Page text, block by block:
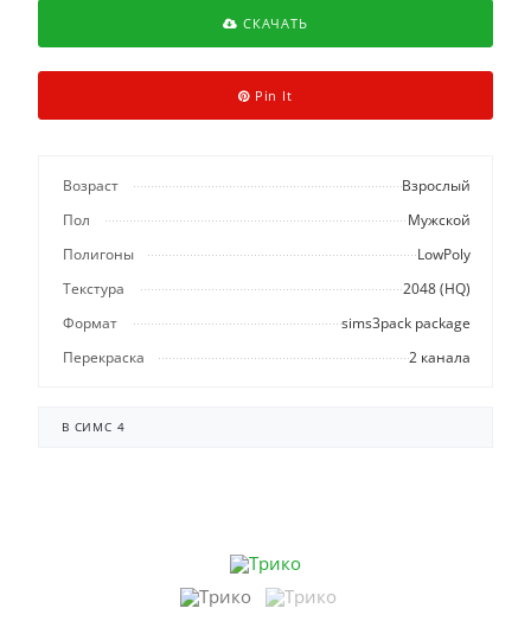
СКАЧАТЬ
Pin It
Возраст
Взрослый
Пол
Мужской
Полигоны
LowPoly
Текстура
2048 (HQ)
Формат
sims3pack package
Перекраска
2 канала
В СИМС 4